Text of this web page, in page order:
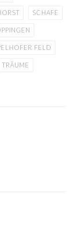
SCHAFE
FELD
TRÄUME